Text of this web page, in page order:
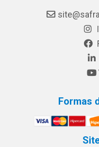
Formas